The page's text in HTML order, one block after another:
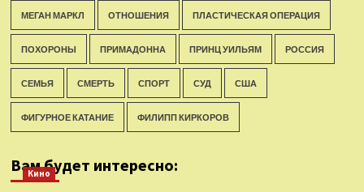
МЕГАН МАРКЛ ОТНОШЕНИЯ ПЛАСТИЧЕСКАЯ ОПЕРАЦИЯ
ПОХОРОНЫ ПРИМАДОННА ПРИНЦ УИЛЬЯМ РОССИЯ
СЕМЬЯ СМЕРТЬ СПОРТ СУД США
ФИГУРНОЕ КАТАНИЕ ФИЛИПП КИРКОРОВ
Вам будет интересно:
Кино